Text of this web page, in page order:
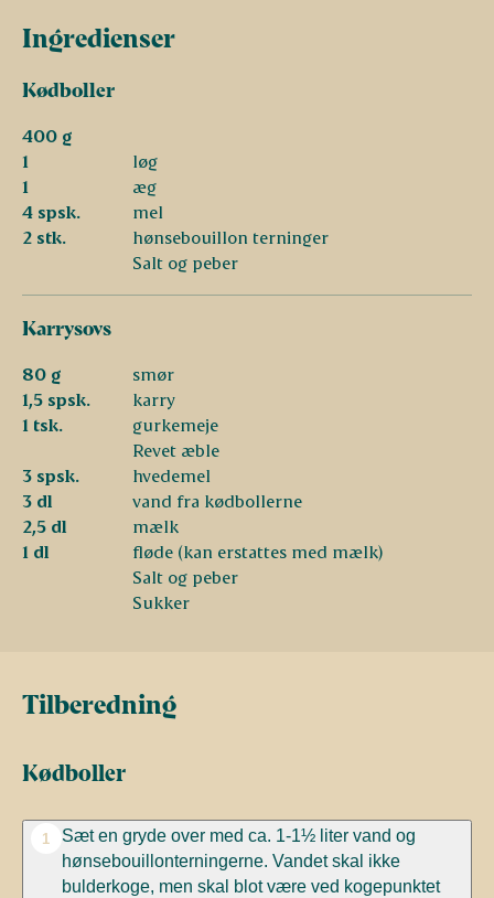
Ingredienser
Kødboller
400 g
1
løg
1
æg
4 spsk.
mel
2 stk.
hønsebouillon terninger
Salt og peber
Karrysovs
80 g
smør
1,5 spsk.
karry
1 tsk.
gurkemeje
Revet æble
3 spsk.
hvedemel
3 dl
vand fra kødbollerne
2,5 dl
mælk
1 dl
fløde (kan erstattes med mælk)
Salt og peber
Sukker
Tilberedning
Kødboller
1
Sæt en gryde over med ca. 1-1½ liter vand og
hønsebouillonterningerne. Vandet skal ikke
bulderkoge, men skal blot være ved kogepunktet